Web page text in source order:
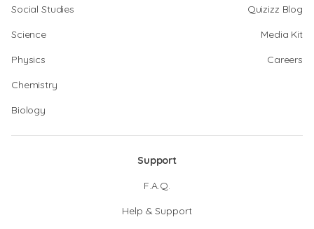
Social Studies
Science
Physics
Chemistry
Biology
Quizizz Blog
Media Kit
Careers
Support
F.A.Q.
Help & Support